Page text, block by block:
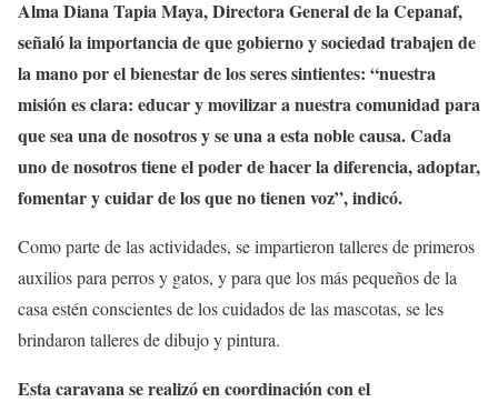
Alma Diana Tapia Maya, Directora General de la Cepanaf,
señaló la importancia de que gobierno y sociedad trabajen de
la mano por el bienestar de los seres sintientes: “nuestra
misión es clara: educar y movilizar a nuestra comunidad para
que sea una de nosotros y se una a esta noble causa. Cada
uno de nosotros tiene el poder de hacer la diferencia, adoptar,
fomentar y cuidar de los que no tienen voz”, indicó.
Como parte de las actividades, se impartieron talleres de primeros
auxilios para perros y gatos, y para que los más pequeños de la
casa estén conscientes de los cuidados de las mascotas, se les
brindaron talleres de dibujo y pintura.
Esta caravana se realizó en coordinación con el